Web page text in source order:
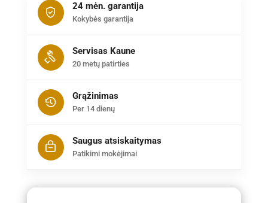
24 mėn. garantija
Kokybės garantija
Servisas Kaune
20 metų patirties
Grąžinimas
Per 14 dienų
Saugus atsiskaitymas
Patikimi mokėjimai